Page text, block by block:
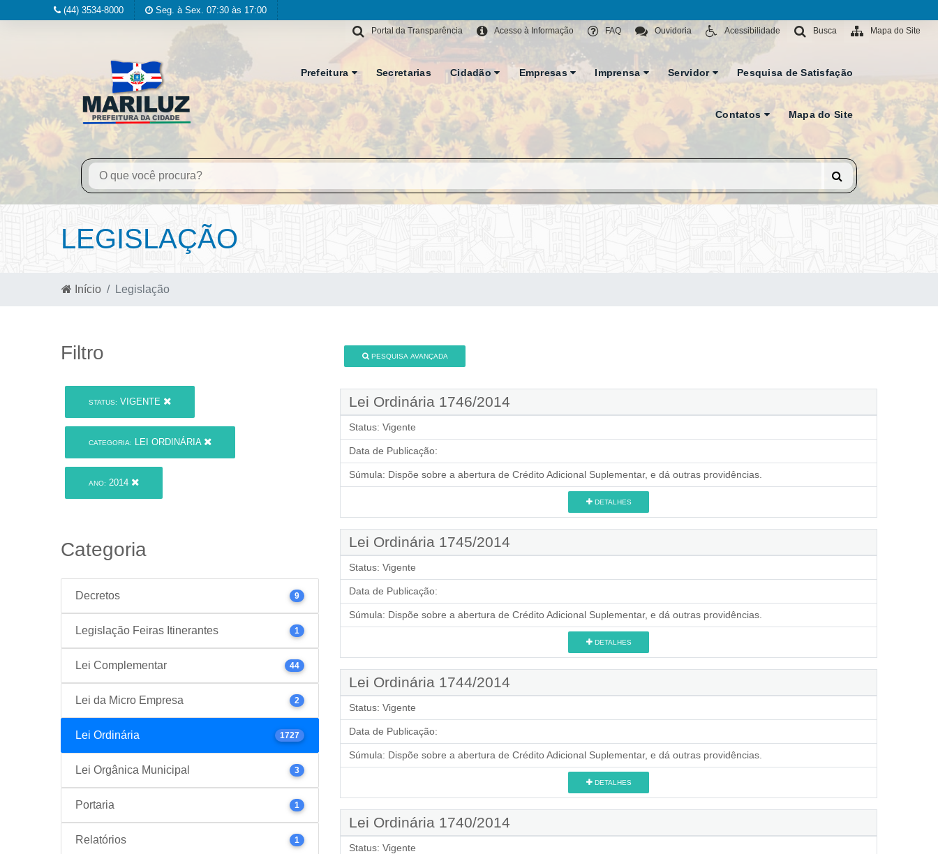
(44) 3534-8000 Seg. à Sex. 07:30 às 17:00
Mapa do Site
Busca
Acessibilidade
Ouvidoria
FAQ
Acesso à Informação
Portal da Transparência
Prefeitura Secretarias Cidadão Empresas Imprensa Servidor Pesquisa de Satisfação
Contatos Mapa do Site
LEGISLAÇÃO
Início Legislação
Filtro
STATUS: VIGENTE
CATEGORIA: LEI ORDINÁRIA
ANO: 2014
Categoria
Decretos 9
Legislação Feiras Itinerantes 1
Lei Complementar 44
Lei da Micro Empresa 2
Lei Ordinária 1727
Lei Orgânica Municipal 3
Portaria 1
Relatórios 1
PESQUISA AVANÇADA
Lei Ordinária 1746/2014
Status: Vigente
Data de Publicação:
Súmula: Dispõe sobre a abertura de Crédito Adicional Suplementar, e dá outras providências.
DETALHES
Lei Ordinária 1745/2014
Status: Vigente
Data de Publicação:
Súmula: Dispõe sobre a abertura de Crédito Adicional Suplementar, e dá outras providências.
DETALHES
Lei Ordinária 1744/2014
Status: Vigente
Data de Publicação:
Súmula: Dispõe sobre a abertura de Crédito Adicional Suplementar, e dá outras providências.
DETALHES
Lei Ordinária 1740/2014
Status: Vigente